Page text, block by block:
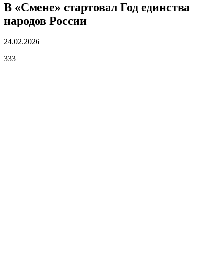
В «Смене» стартовал Год единства
народов России
24.02.2026
333